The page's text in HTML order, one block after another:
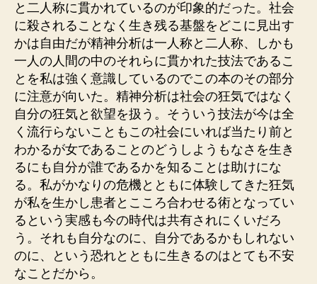
と二人称に貫かれているのが印象的だった。社会
に殺されることなく生き残る基盤をどこに見出す
かは自由だが精神分析は一人称と二人称、しかも
一人の人間の中のそれらに貫かれた技法であるこ
とを私は強く意識しているのでこの本のその部分
に注意が向いた。精神分析は社会の狂気ではなく
自分の狂気と欲望を扱う。そういう技法が今は全
く流行らないこともこの社会にいれば当たり前と
わかるが女であることのどうしようもなさを生き
るにも自分が誰であるかを知ることは助けにな
る。私がかなりの危機とともに体験してきた狂気
が私を生かし患者とこころ合わせる術となってい
るという実感も今の時代は共有されにくいだろ
う。それも自分なのに、自分であるかもしれない
のに、という恐れとともに生きるのはとても不安
なことだから。